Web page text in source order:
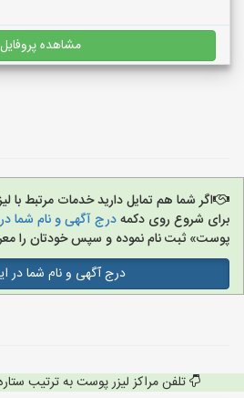
مشاهده پروفایل
اگر شما هم تمایل دارید خدمات مرتبط با
برای شروع روی دکمهدرج آگهی و نام شما
پوست» ثبت نام نموده و سپس خودتان را
درج آگهی و نام شما در
تلفن مراکز لیزر پوست به ترتیب